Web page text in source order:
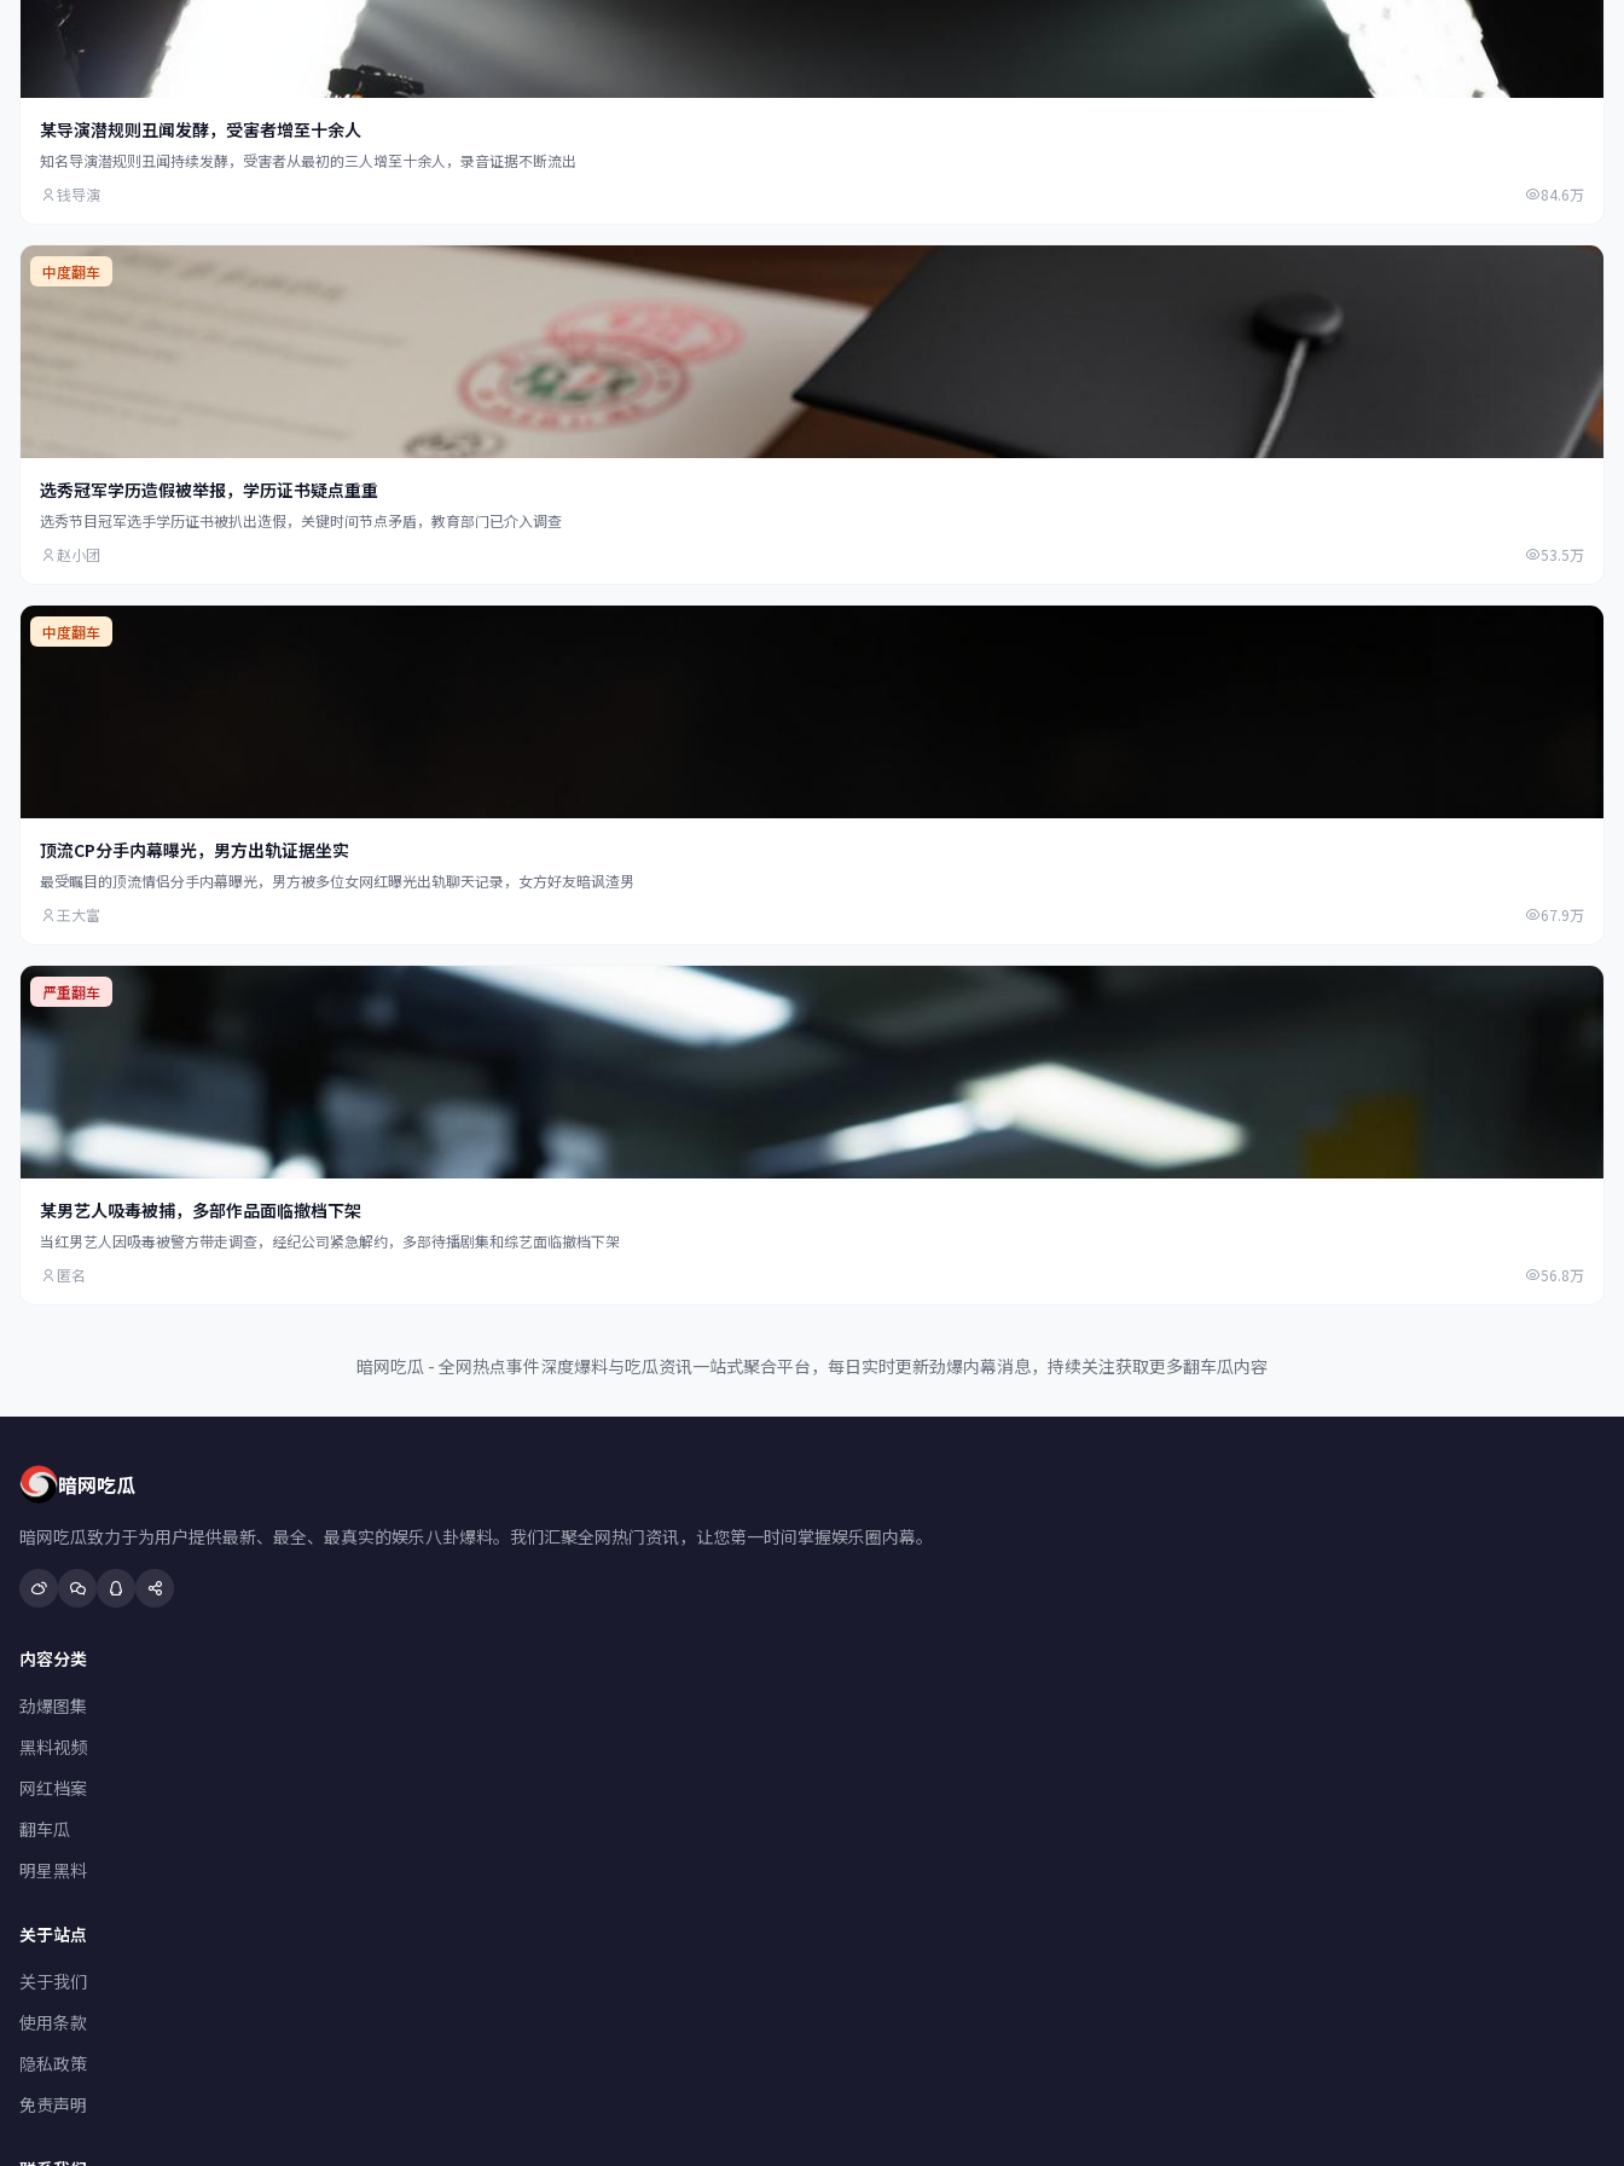
某导演潜规则丑闻发酵，受害者增至十余人
知名导演潜规则丑闻持续发酵，受害者从最初的三人增至十余人，录音证据不断流出
钱导演
84.6万
中度翻车
选秀冠军学历造假被举报，学历证书疑点重重
选秀节目冠军选手学历证书被扒出造假，关键时间节点矛盾，教育部门已介入调查
赵小团
53.5万
中度翻车
顶流CP分手内幕曝光，男方出轨证据坐实
最受瞩目的顶流情侣分手内幕曝光，男方被多位女网红曝光出轨聊天记录，女方好友暗讽渣男
王大富
67.9万
严重翻车
某男艺人吸毒被捕，多部作品面临撤档下架
当红男艺人因吸毒被警方带走调查，经纪公司紧急解约，多部待播剧集和综艺面临撤档下架
匿名
56.8万
暗网吃瓜 - 全网热点事件深度爆料与吃瓜资讯一站式聚合平台，每日实时更新劲爆内幕消息，持续关注获取更多翻车瓜内容
暗网吃瓜
暗网吃瓜致力于为用户提供最新、最全、最真实的娱乐八卦爆料。我们汇聚全网热门资讯，让您第一时间掌握娱乐圈内幕。
内容分类
劲爆图集
黑料视频
网红档案
翻车瓜
明星黑料
关于站点
关于我们
使用条款
隐私政策
免责声明